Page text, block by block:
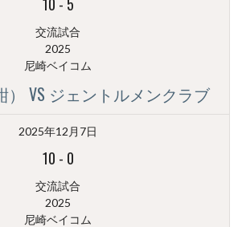
交流試合
2025
尼崎ベイコム
） VS ジェントルメンクラブ
2025年12月7日
10 - 0
交流試合
2025
尼崎ベイコム